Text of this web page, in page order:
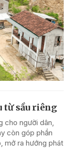
từ sầu riêng
cho người dân,
còn góp phần
mở ra hướng phát